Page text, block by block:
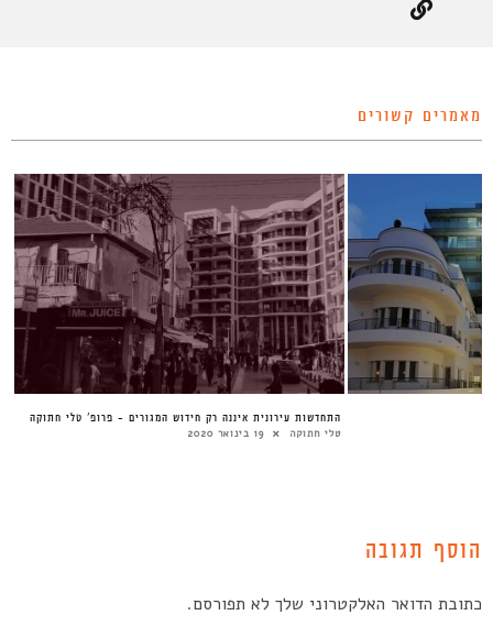
מאמרים קשורים
התחדשות עירונית איננה רק חידוש המגורים – פרופ’ טלי חתוקה
טלי חתוקה 19 בינואר 2020
הוסף תגובה
כתובת הדואר האלקטרוני שלך לא תפורסם.